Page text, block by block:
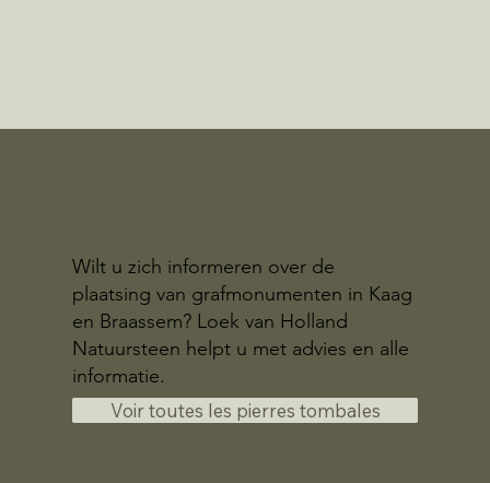
Wilt u zich informeren over de
plaatsing van grafmonumenten in Kaag
en Braassem? Loek van Holland
Natuursteen helpt u met advies en alle
informatie.
Voir toutes les pierres tombales